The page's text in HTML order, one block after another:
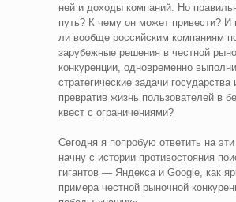
ней и доходы компаний. Но
путь? К чему он может привести? И
ли вообще российским компаниям
зарубежные решения в честной
конкуренции, одновременно
стратегические задачи государства
превратив жизнь пользователей в
квест с ограничениями?
Сегодня я попробую ответить на
начну с истории противостояния
гигантов — Яндекса и Google, как
примера честной рыночной